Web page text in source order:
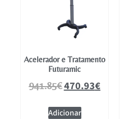
Acelerador e Tratamento
Futuramic
941.85€470.93€
Adicionar